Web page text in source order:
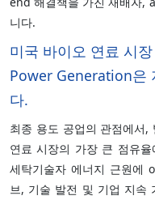
니다.
미국 바이오 연료 시
Power Generation은
다.
최종 용도 공업의 관점에서,
연료 시장의 가장 큰 점유
세탁기술자 에너지 근원에
브, 기술 발전 및 기업 지속